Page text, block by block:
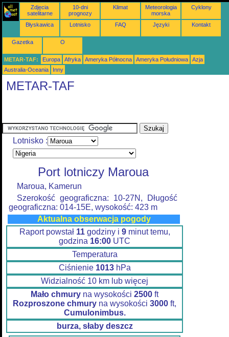
Zdjęcia
satelitarne
10-dni
prognozy
Klimat
Meteorologia
morska
Cyklony
Błyskawica Lotnisko FAQ Języki Kontakt
Gazetka O
METAR-TAF: Europa Afryka Ameryka Północna Ameryka Południowa
Azja
Australia-Oceania
Inny
METAR-TAF
Lotnisko :
Port lotniczy Maroua
Maroua, Kamerun
Szerokość geograficzna: 10-27N, Długość
geograficzna: 014-15E, wysokość: 423 m
Aktualna obserwacja pogody
Raport powstał 11godziny i 9minut temu,
godzina 16:00 UTC
Temperatura
Ciśnienie 1013hPa
Widzialność 10 km lub więcej
Mało chmury na wysokości 2500 ft
Rozproszone chmury na wysokości 3000 ft,
Cumulonimbus.
burza, słaby deszcz